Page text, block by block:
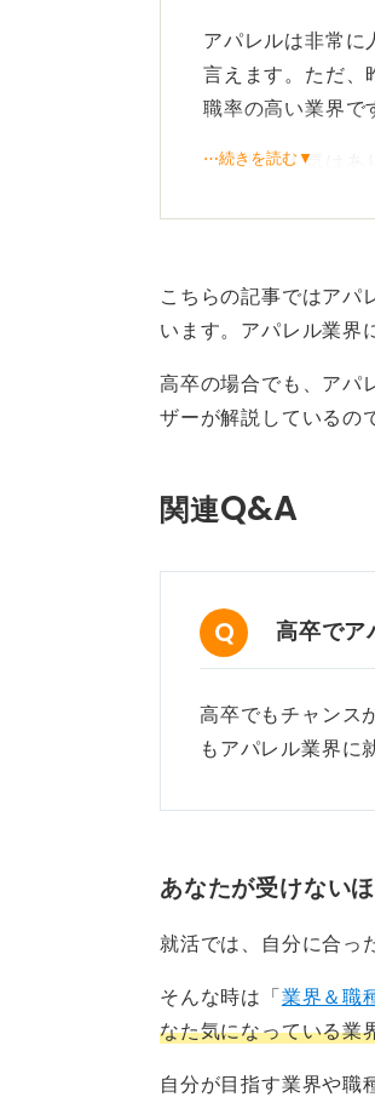
アパレルは非常に
言えます。ただ、
職率の高い業界で
つまり、人気はあ
学歴の差も
く兆候にあると、
っています。業界
レンジしてみてく
0
⋯続きを読む▼
こちらの記事ではアパ
います。アパレル業界
高卒の場合でも、アパ
ザーが解説しているの
関連Q&A
高卒でア
高卒でもチャンス
もアパレル業界に
あなたが受けない
就活では、自分に合っ
そんな時は「 業界＆職
なた気になっている業
自分が目指す業界や職